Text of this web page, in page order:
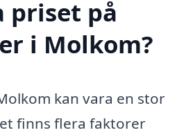
priset på
i Molkom?
kan vara en stor
finns flera faktorer